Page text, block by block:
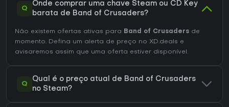
Q
Onde comprar uma chave Steam ou CD Key
barata de Band of Crusaders?
Não existem ofertas ativas para Band of Crusaders de
momento. Defina um alerta de preço no XD.deals e
avisaremos assim que uma oferta estiver disponível.
Q
Qual é o preço atual de Band of Crusaders
no Steam?